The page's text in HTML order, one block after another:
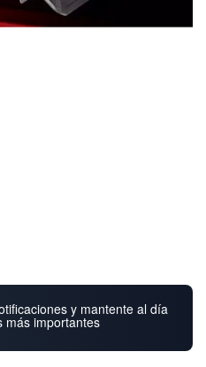
y mantente al día
más importantes